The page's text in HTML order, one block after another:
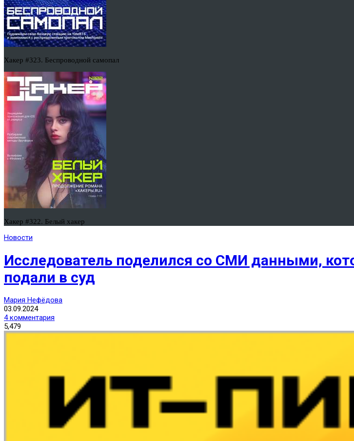
Хакер #323. Беспроводной самопал
Хакер #322. Белый хакер
Новости
Исследователь поделился со СМИ данными,
подали в суд
Мария Нефёдова
03.09.2024
4 комментария
5,479